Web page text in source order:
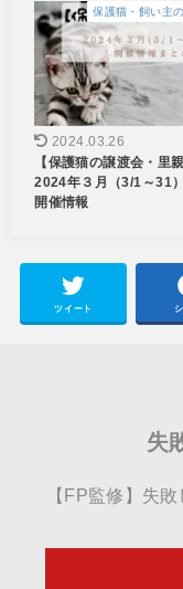
保護猫・飼い主
2024.03.26
【保護猫の譲渡会・里親
2024年３月（3/1～31
開催情報
ツイート
失
【FP監修】失